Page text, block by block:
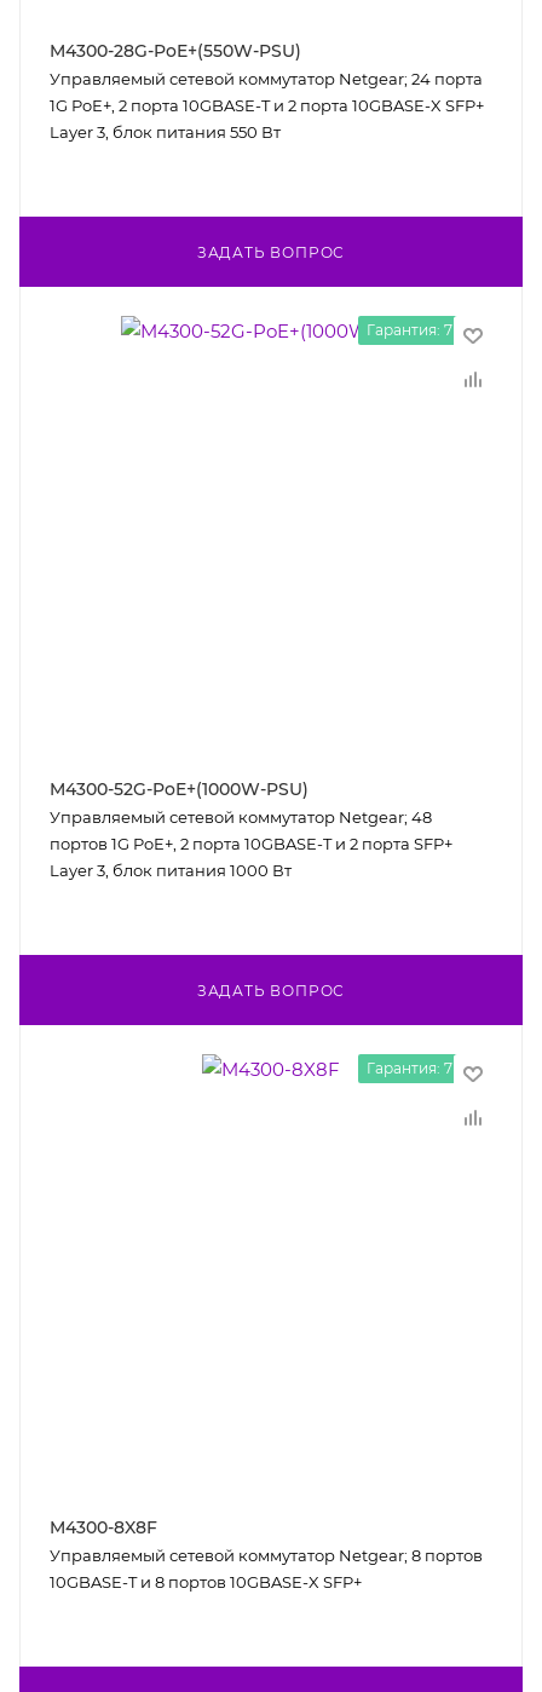
M4300-28G-PoE+(550W-PSU)
Управляемый сетевой коммутатор Netgear; 24 порта
1G PoE+, 2 порта 10GBASE-T и 2 порта 10GBASE-X SFP+
Layer 3, блок питания 550 Вт
ЗАДАТЬ ВОПРОС
Гарантия: 7 лет
M4300-52G-PoE+(1000W-PSU)
Управляемый сетевой коммутатор Netgear; 48
портов 1G PoE+, 2 порта 10GBASE-T и 2 порта SFP+
Layer 3, блок питания 1000 Вт
ЗАДАТЬ ВОПРОС
Гарантия: 7 лет
M4300-8X8F
Управляемый сетевой коммутатор Netgear; 8 портов
10GBASE-T и 8 портов 10GBASE-X SFP+